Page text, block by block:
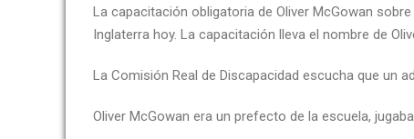
La capacitación obligatoria de Oliver McGowan
Inglaterra hoy. La capacitación lleva el nombre de
La Comisión Real de Discapacidad escucha que un
Oliver McGowan era un prefecto de la escuela,